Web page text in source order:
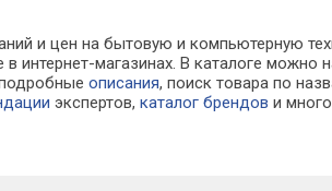
и цен на бытовую и компьютерную
в интернет-магазинах. В каталоге
описания, поиск товара по
экспертов,каталог брендов и